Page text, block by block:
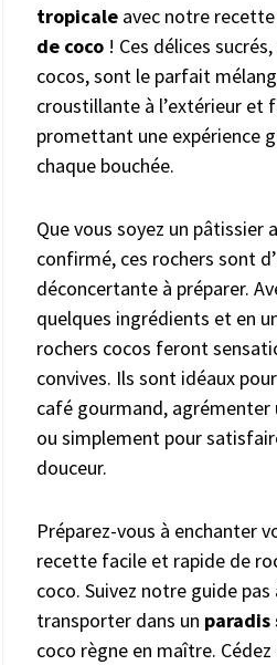
tropicale avec notre
de coco ! Ces délices
cocos, sont le parfait
croustillante à l’extérieur et
promettant une expérience
chaque bouchée.
Que vous soyez un pâtissier
confirmé, ces rochers sont
déconcertante à préparer.
quelques ingrédients et en
rochers cocos feront
convives. Ils sont idéaux
café gourmand, agrémenter
ou simplement pour
douceur.
Préparez-vous à enchanter
recette facile et rapide de
coco. Suivez notre guide
transporter dans un paradis
coco règne en maître.